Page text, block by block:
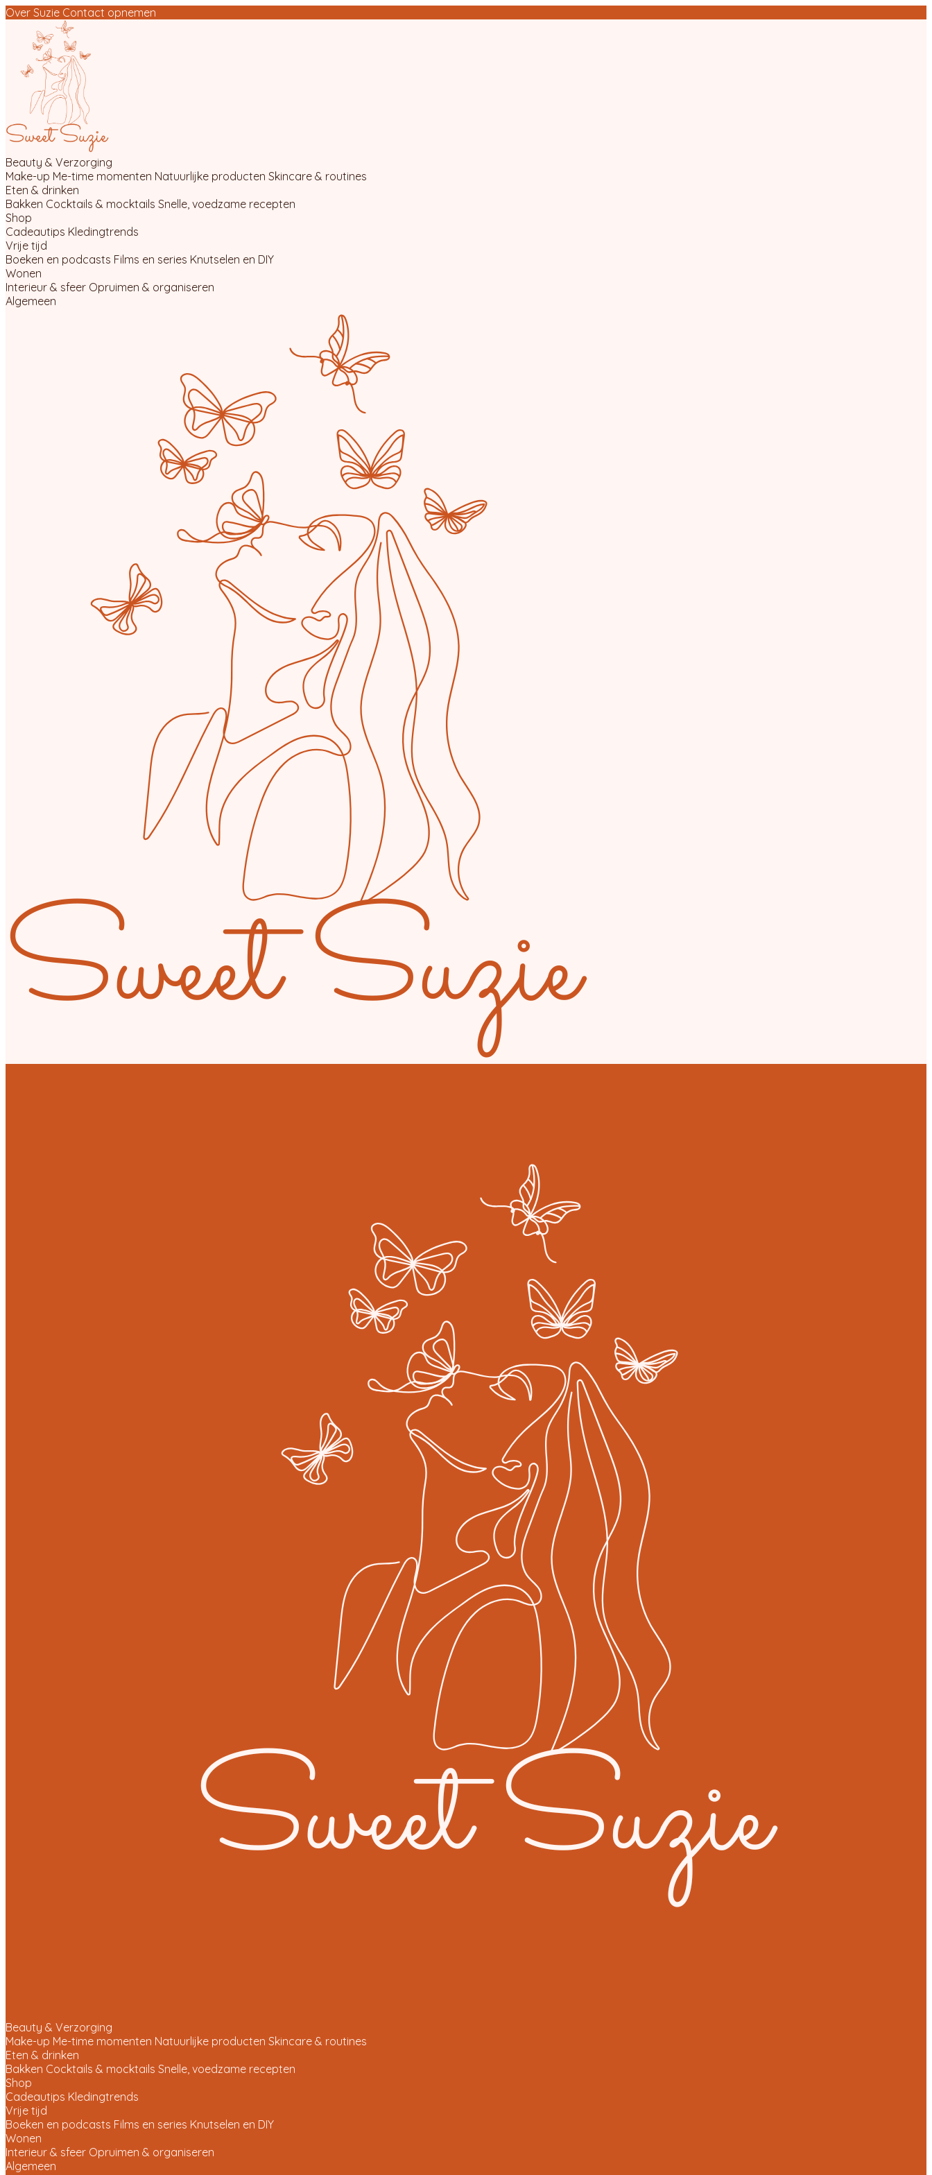
Over Suzie Contact opnemen
Beauty & Verzorging
Make-up Me-time momenten Natuurlijke producten Skincare & routines
Eten & drinken
Bakken Cocktails & mocktails Snelle, voedzame recepten
Shop
Cadeautips Kledingtrends
Vrije tijd
Boeken en podcasts Films en series Knutselen en DIY
Wonen
Interieur & sfeer Opruimen & organiseren
Algemeen
Beauty & Verzorging
Make-up Me-time momenten Natuurlijke producten Skincare & routines
Eten & drinken
Bakken Cocktails & mocktails Snelle, voedzame recepten
Shop
Cadeautips Kledingtrends
Vrije tijd
Boeken en podcasts Films en series Knutselen en DIY
Wonen
Interieur & sfeer Opruimen & organiseren
Algemeen